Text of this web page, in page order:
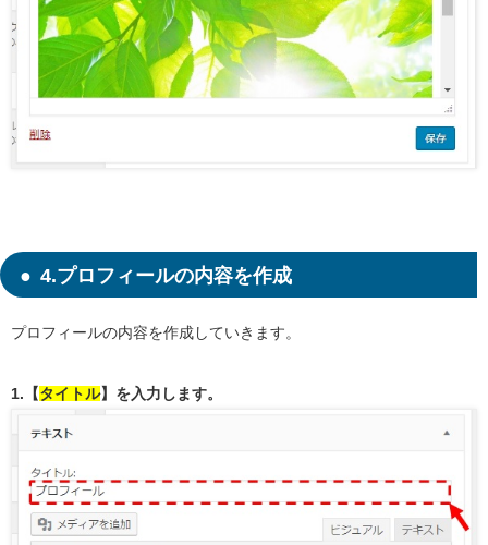
4.プロフィールの内容を作成
プロフィールの内容を作成していきます。
1.【 タイトル】を入力します。